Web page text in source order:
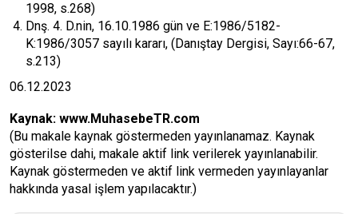
1998, s.268)
Dnş. 4. D.nin, 16.10.1986 gün ve E:1986/5182-
K:1986/3057 sayılı kararı, (Danıştay Dergisi, Sayı:66-67,
s.213)
06.12.2023
Kaynak: www.MuhasebeTR.com
(Bu makale kaynak göstermeden yayınlanamaz. Kaynak
gösterilse dahi, makale aktif link verilerek yayınlanabilir.
Kaynak göstermeden ve aktif link vermeden yayınlayanlar
hakkında yasal işlem yapılacaktır.)